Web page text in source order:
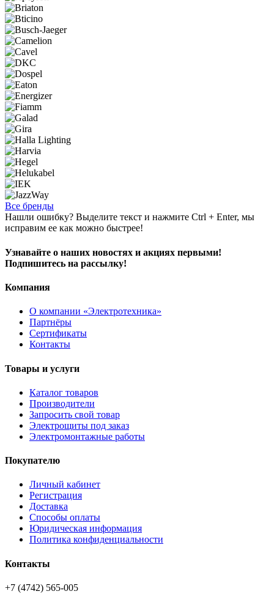
Все бренды
Нашли ошибку? Выделите текст и нажмите Ctrl + Enter, мы
исправим ее как можно быстрее!
Узнавайте о наших новостях и акциях первыми!
Подпишитесь на рассылку!
Компания
О компании «Электротехника»
Партнёры
Сертификаты
Контакты
Товары и услуги
Каталог товаров
Производители
Запросить свой товар
Электрощиты под заказ
Электромонтажные работы
Покупателю
Личный кабинет
Регистрация
Доставка
Способы оплаты
Юридическая информация
Политика конфиденциальности
Контакты
+7 (4742) 565-005